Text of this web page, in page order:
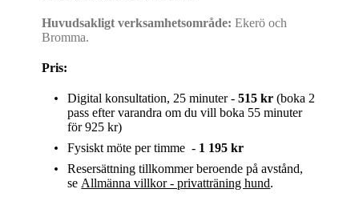
Huvudsakligt verksamhetsområde: Ekerö och
Bromma.
Pris:
Digital konsultation, 25 minuter - 515 kr (boka 2
pass efter varandra om du vill boka 55 minuter
för 925 kr)
Fysiskt möte per timme - 1 195 kr
Resersättning tillkommer beroende på avstånd,
se Allmänna villkor - privatträning hund.